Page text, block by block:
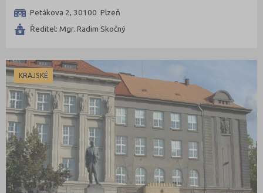
Petákova 2, 30100 Plzeň
Ředitel: Mgr. Radim Skočný
KRAJSKÉ